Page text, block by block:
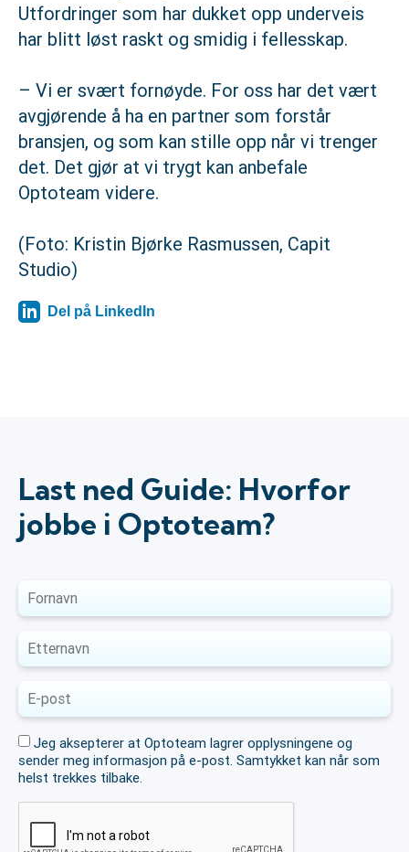
Utfordringer som har dukket opp underveis
har blitt løst raskt og smidig i fellesskap.
– Vi er svært fornøyde. For oss har det vært
avgjørende å ha en partner som forstår
bransjen, og som kan stille opp når vi trenger
det. Det gjør at vi trygt kan anbefale
Optoteam videre.
(Foto: Kristin Bjørke Rasmussen, Capit
Studio)
Del på LinkedIn
Last ned Guide: Hvorfor
jobbe i Optoteam?
Jeg aksepterer at Optoteam lagrer opplysningene og
sender meg informasjon på e-post. Samtykket kan når som
helst trekkes tilbake.